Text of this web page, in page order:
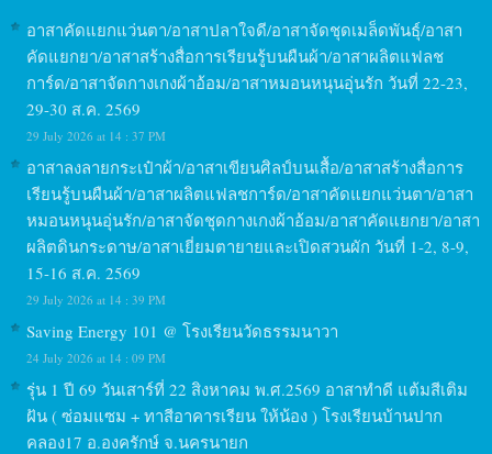
อาสาคัดแยกแว่นตา/อาสาปลาใจดี/อาสาจัดชุดเมล็ดพันธุ์/อาสา
คัดแยกยา/อาสาสร้างสื่อการเรียนรู้บนผืนผ้า/อาสาผลิตแฟลช
การ์ด/อาสาจัดกางเกงผ้าอ้อม/อาสาหมอนหนุนอุ่นรัก วันที่ 22-23,
29-30 ส.ค. 2569
29 July 2026 at 14 : 37 PM
อาสาลงลายกระเป๋าผ้า/อาสาเขียนศิลป์บนเสื้อ/อาสาสร้างสื่อการ
เรียนรู้บนผืนผ้า/อาสาผลิตแฟลชการ์ด/อาสาคัดแยกแว่นตา/อาสา
หมอนหนุนอุ่นรัก/อาสาจัดชุดกางเกงผ้าอ้อม/อาสาคัดแยกยา/อาสา
ผลิตดินกระดาษ/อาสาเยี่ยมตายายและเปิดสวนผัก วันที่ 1-2, 8-9,
15-16 ส.ค. 2569
29 July 2026 at 14 : 39 PM
Saving Energy 101 @ โรงเรียนวัดธรรมนาวา
24 July 2026 at 14 : 09 PM
รุ่น 1 ปี 69 วันเสาร์ที่ 22 สิงหาคม พ.ศ.2569 อาสาทำดี แต้มสีเติม
ฝัน ( ซ่อมแซม + ทาสีอาคารเรียน ให้น้อง ) โรงเรียนบ้านปาก
คลอง17 อ.องครักษ์ จ.นครนายก